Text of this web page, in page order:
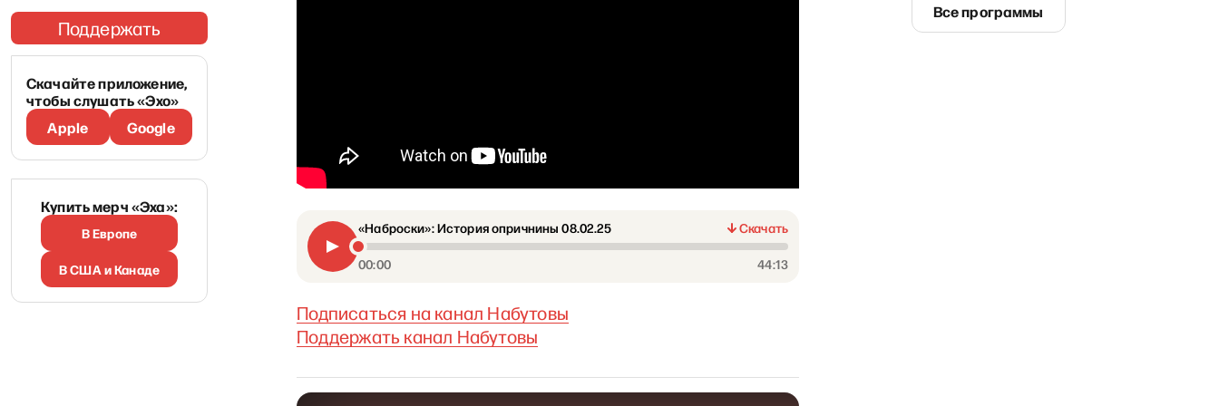
Поддержать
Скачайте приложение,
чтобы слушать «Эхо»
Apple
Google
Купить мерч «Эха»:
В Европе
В США и Канаде
«Наброски»: История опричнины 08.02.25 Скачать
00:00 44:13
Подписаться на канал Набутовы
Поддержать канал Набутовы
Все программы